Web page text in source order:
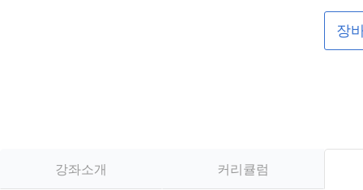
장
강좌소개 커리큘럼